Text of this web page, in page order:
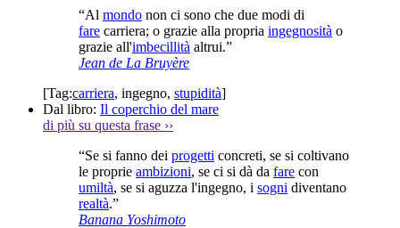
“Al mondo non ci sono che due modi di
fare carriera; o grazie alla propria ingegnosità o
grazie all'imbecillità altrui.”
Jean de La Bruyère
[Tag:carriera, ingegno, stupidità]
Dal libro: Il coperchio del mare
di più su questa frase ››
“Se si fanno dei progetti concreti, se si coltivano
le proprie ambizioni, se ci si dà da fare con
umiltà, se si aguzza l'ingegno, i sogni diventano
realtà.”
Banana Yoshimoto